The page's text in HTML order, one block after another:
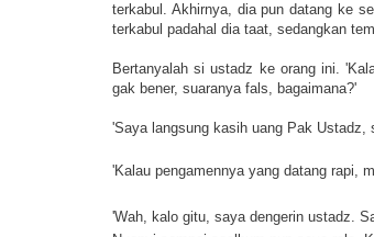
terkabul. Akhirnya, dia pun datang ke
terkabul padahal dia taat, sedangkan
Bertanyalah si ustadz ke orang ini.
gak bener, suaranya fals, bagaimana?'
'Saya langsung kasih uang Pak
'Kalau pengamennya yang datang rapi,
'Wah, kalo gitu, saya dengerin ustadz.